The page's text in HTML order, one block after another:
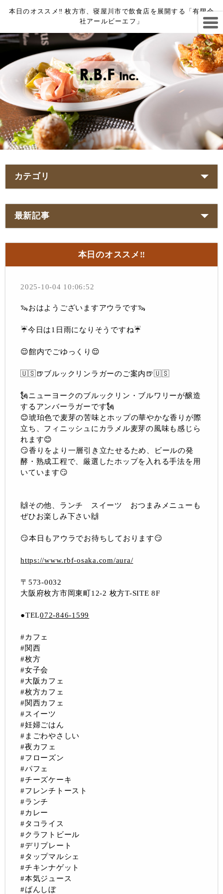
本日のオススメ‼︎ 枚方市、寝屋川市で飲食店を展開する「有限会
社アールビーエフ」
カテゴリ
最新記事
本日のオススメ‼︎
2025-10-04 10:06:52
🦦おはようございますアウラです🦦
☔️今日は1日雨になりそうですね☔️
😌館内でごゆっくり😌
🇺🇸🍺ブルックリンラガーのご案内🍺🇺🇸
🗽ニューヨークのブルックリン・ブルワリーが醸造
するアンバーラガーです🗽
😊琥珀色で麦芽の苦味とホップの華やかな香りが際
立ち、フィニッシュにカラメル麦芽の風味も感じら
れます😊
😏香りをより一層引き立たせるため、ビールの発
酵・熟成工程で、厳選したホップを入れる手法を用
いています😏
🙌その他、ランチ スイーツ おつまみメニューも
ぜひお楽しみ下さい🙌
😏本日もアウラでお待ちしております😏
https://www.rbf-osaka.com/aura/
〒573-0032
大阪府枚方市岡東町12-2 枚方T-SITE 8F
●TEL072-846-1599
#カフェ
#関西
#枚方
#女子会
#大阪カフェ
#枚方カフェ
#関西カフェ
#スイーツ
#妊婦ごはん
#まごわやさしい
#夜カフェ
#フローズン
#パフェ
#チーズケーキ
#フレンチトースト
#ランチ
#カレー
#タコライス
#クラフトビール
#デリプレート
#タップマルシェ
#チキンナゲット
#本気ジュース
#ばんしぼ